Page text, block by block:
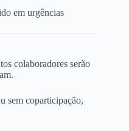
em urgências
colaboradores serão
sem coparticipação,